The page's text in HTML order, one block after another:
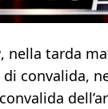
, nella tarda
di convalida,